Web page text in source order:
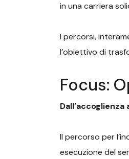
in una carriera
I percorsi,
l’obiettivo di
Focus:
Il percorso per
esecuzione del